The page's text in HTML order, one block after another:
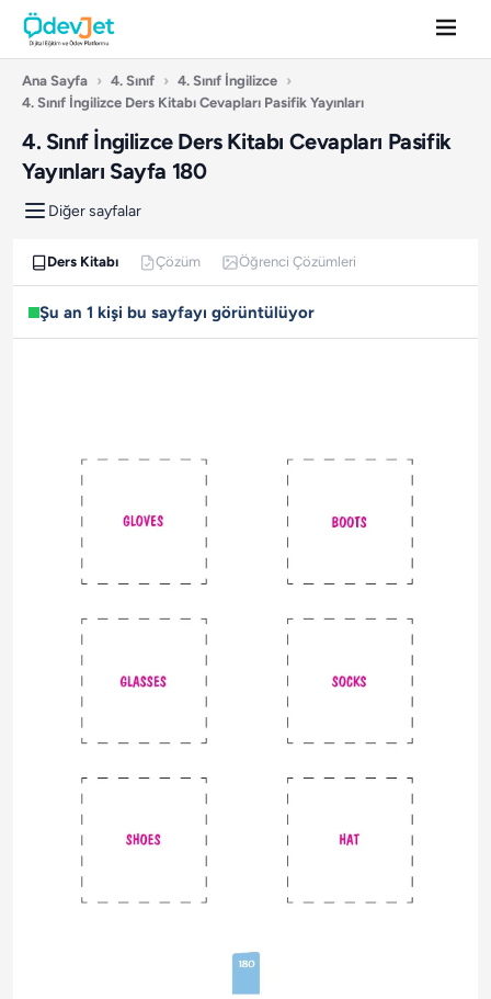
Ana Sayfa › 4. Sınıf › 4. Sınıf İngilizce ›
4. Sınıf İngilizce Ders Kitabı Cevapları Pasifik Yayınları
4. Sınıf İngilizce Ders Kitabı Cevapları Pasifik
Yayınları Sayfa 180
Diğer sayfalar
Ders Kitabı Çözüm Öğrenci Çözümleri
Şu an 1 kişi bu sayfayı görüntülüyor